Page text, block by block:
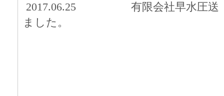
2017.06.25 有限会社早水圧送
ました。